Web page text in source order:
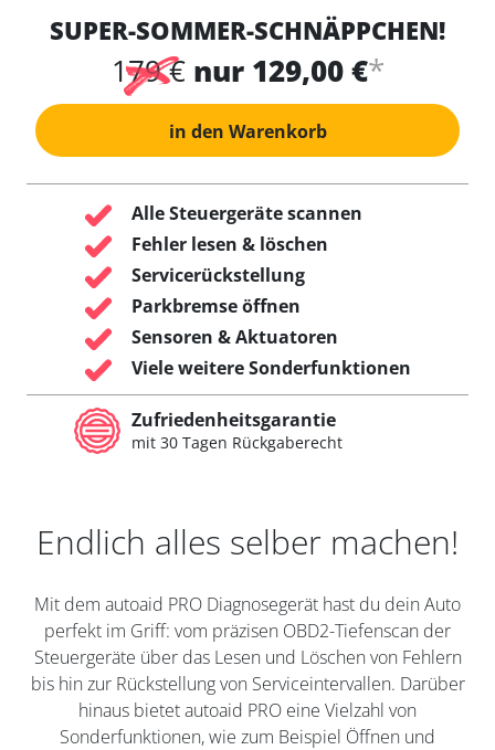
SUPER-SOMMER-SCHNÄPPCHEN!
179 € nur 129,00 €*
in den Warenkorb
Alle Steuergeräte scannen
Fehler lesen & löschen
Servicerückstellung
Parkbremse öffnen
Sensoren & Aktuatoren
Viele weitere Sonderfunktionen
Zufriedenheitsgarantie
mit 30 Tagen Rückgaberecht
Endlich alles selber machen!
Mit dem autoaid PRO Diagnosegerät hast du dein Auto
perfekt im Griff: vom präzisen OBD2-Tiefenscan der
Steuergeräte über das Lesen und Löschen von Fehlern
bis hin zur Rückstellung von Serviceintervallen. Darüber
hinaus bietet autoaid PRO eine Vielzahl von
Sonderfunktionen, wie zum Beispiel Öffnen und